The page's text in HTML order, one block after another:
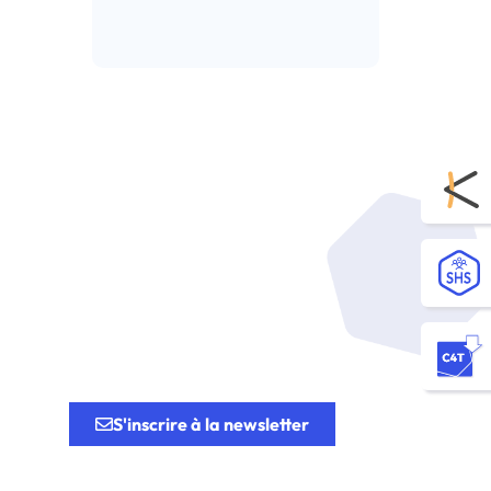
S'inscrire à la newsletter